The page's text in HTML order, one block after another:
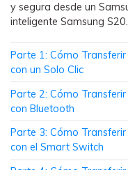
Apps
y segura desde un
inteligente Samsung S20.
Parte 1: Cómo
con un Solo Clic
Parte 2: Cómo
con Bluetooth
Parte 3: Cómo
con el Smart Switch